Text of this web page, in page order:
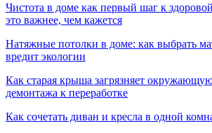
Чистота в доме как первый шаг к
это важнее, чем кажется
Натяжные потолки в доме: как выбрать
вредит экологии
Как старая крыша загрязняет
демонтажа к переработке
Как сочетать диван и кресла в одной